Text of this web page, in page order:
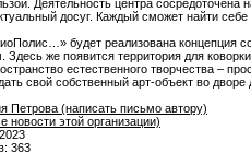
Деятельность центра сосредоточена
досуг. Каждый сможет найти
будет реализована концепция
Здесь же появится территория для
естественного творчества –
свой собственный арт-объект во
Петрова (написать письмо автору)
новости этой организации)
363